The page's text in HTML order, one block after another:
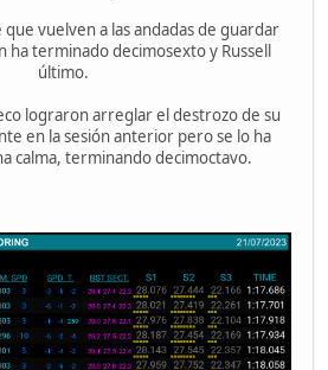
vuelven a las andadas de guardar
ha terminado decimosexto y Russell
último.
lograron arreglar el destrozo de su
en la sesión anterior pero se lo ha
calma, terminando decimoctavo.